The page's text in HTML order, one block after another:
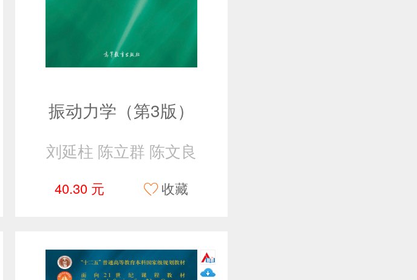
振动力学（第3版）
刘延柱 陈立群 陈文良
40.30 元 收藏